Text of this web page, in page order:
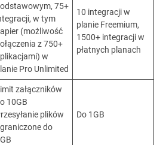
75+
w tym
(możliwość
z 750+
w
Pro Unlimited
10 integracji w
planie Freemium,
1500+ integracji w
płatnych planach
załączników
10GB
plików
do
Do 1GB